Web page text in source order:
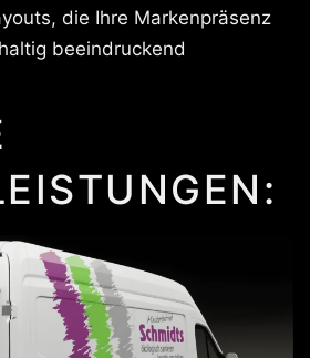
die Ihre Markenpräsenz
beeindruckend